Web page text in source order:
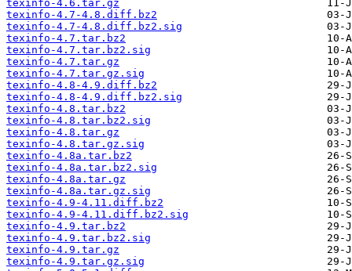
texinfo-4.6.tar.gz
texinfo-4.7-4.8.diff.bz2
texinfo-4.7-4.8.diff.bz2.sig
texinfo-4.7.tar.bz2
texinfo-4.7.tar.bz2.sig
texinfo-4.7.tar.gz
texinfo-4.7.tar.gz.sig
texinfo-4.8-4.9.diff.bz2
texinfo-4.8-4.9.diff.bz2.sig
texinfo-4.8.tar.bz2
texinfo-4.8.tar.bz2.sig
texinfo-4.8.tar.gz
texinfo-4.8.tar.gz.sig
texinfo-4.8a.tar.bz2
texinfo-4.8a.tar.bz2.sig
texinfo-4.8a.tar.gz
texinfo-4.8a.tar.gz.sig
texinfo-4.9-4.11.diff.bz2
texinfo-4.9-4.11.diff.bz2.sig
texinfo-4.9.tar.bz2
texinfo-4.9.tar.bz2.sig
texinfo-4.9.tar.gz
texinfo-4.9.tar.gz.sig